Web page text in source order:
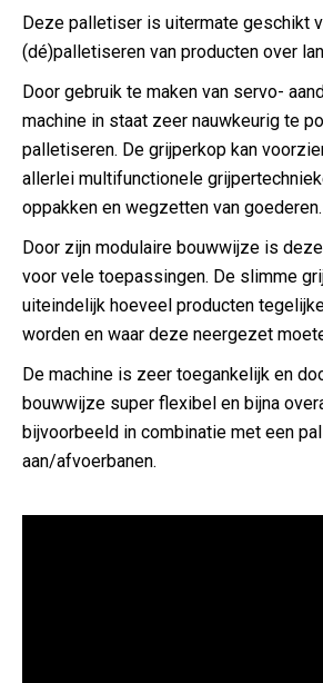
Deze palletiser is uitermate geschikt
(dé)palletiseren van producten over
Door gebruik te maken van servo-
machine in staat zeer nauwkeurig te
palletiseren. De grijperkop kan
allerlei multifunctionele
oppakken en wegzetten van goederen.
Door zijn modulaire bouwwijze is
voor vele toepassingen. De slimme
uiteindelijk hoeveel producten
worden en waar deze neergezet
De machine is zeer toegankelijk en
bouwwijze super flexibel en bijna
bijvoorbeeld in combinatie met een
aan/afvoerbanen.